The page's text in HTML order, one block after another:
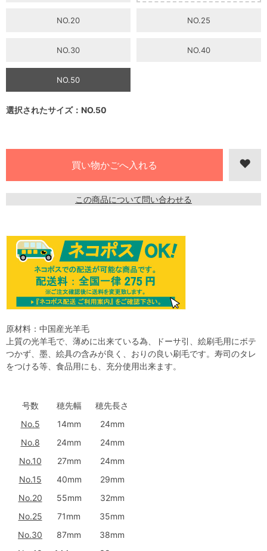
NO.20 NO.25
NO.30 NO.40
NO.50
選択されたサイズ：NO.50
この商品について問い合わせる
原材料：中国産光羊毛
上質の光羊毛で、薄めに出来ている為、ドーサ引、絵刷毛用にボテ
つかず、墨、絵具の含みが良く、おりの良い刷毛です。寿司のタレ
をつける等、食品用にも、充分使用出来ます。
号数 穂先幅
穂先長さ
No.5
14mm
24mm
No.8
24mm
24mm
No.10
27mm
24mm
No.15
40mm
29mm
No.20
55mm
32mm
No.25
71mm
35mm
No.30
87mm
38mm